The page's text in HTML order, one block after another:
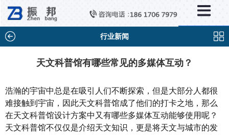
行业新闻
天文科普馆有哪些常见的多媒体互动？
浩瀚的宇宙中总是在吸引人们不断探索，但是大部分人都很
难接触到宇宙，因此天文科普馆成了他们的打卡之地，那么
在天文科普馆设计方案中又有哪些多媒体互动能够使用呢？
天文科普馆不仅仅是介绍天文知识，更是将天文与城市的发
新闻中心
×
行业新闻
问题解答
百科知识